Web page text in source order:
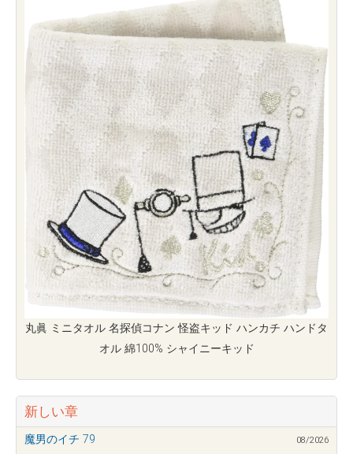
丸眞 ミニタオル 名探偵コナン 怪盗キッド ハンカチ ハンドタ
オル 綿100% シャイニーキッド
新しい章
魔男のイチ 79 08/2026